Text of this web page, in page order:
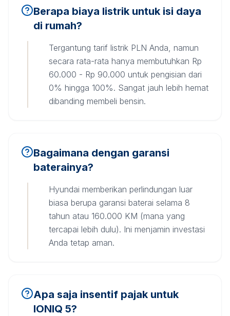
Berapa biaya listrik untuk isi daya
di rumah?
Tergantung tarif listrik PLN Anda, namun
secara rata-rata hanya membutuhkan Rp
60.000 - Rp 90.000 untuk pengisian dari
0% hingga 100%. Sangat jauh lebih hemat
dibanding membeli bensin.
Bagaimana dengan garansi
baterainya?
Hyundai memberikan perlindungan luar
biasa berupa garansi baterai selama 8
tahun atau 160.000 KM (mana yang
tercapai lebih dulu). Ini menjamin investasi
Anda tetap aman.
Apa saja insentif pajak untuk
IONIQ 5?